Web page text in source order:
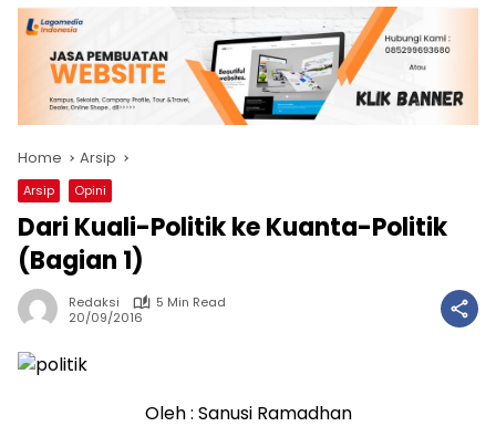
Home Arsip
Arsip Opini
Dari Kuali-Politik ke Kuanta-Politik
(Bagian 1)
Redaksi
5 Min Read
20/09/2016
Oleh : Sanusi Ramadhan